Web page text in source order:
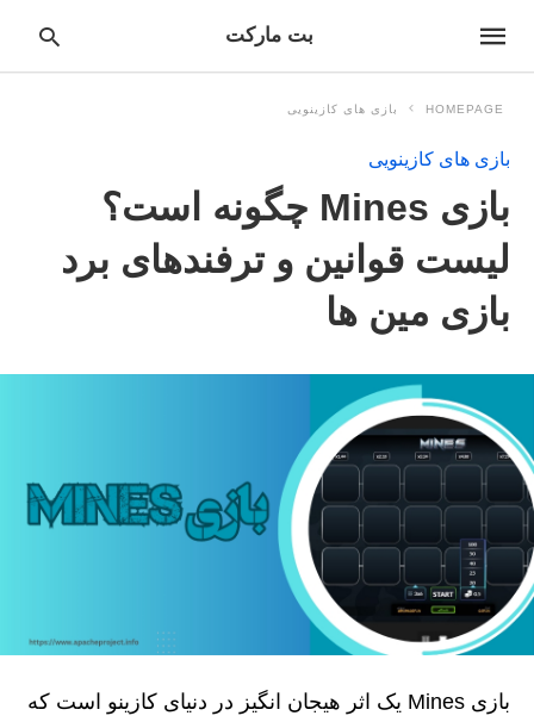
بت مارکت
HOMEPAGE بازی های کازینویی
بازی های کازینویی
بازی Mines چگونه است؟
لیست قوانین و ترفندهای برد
بازی مین ها
بازی Mines یک اثر هیجان‌ انگیز در دنیای کازینو است که